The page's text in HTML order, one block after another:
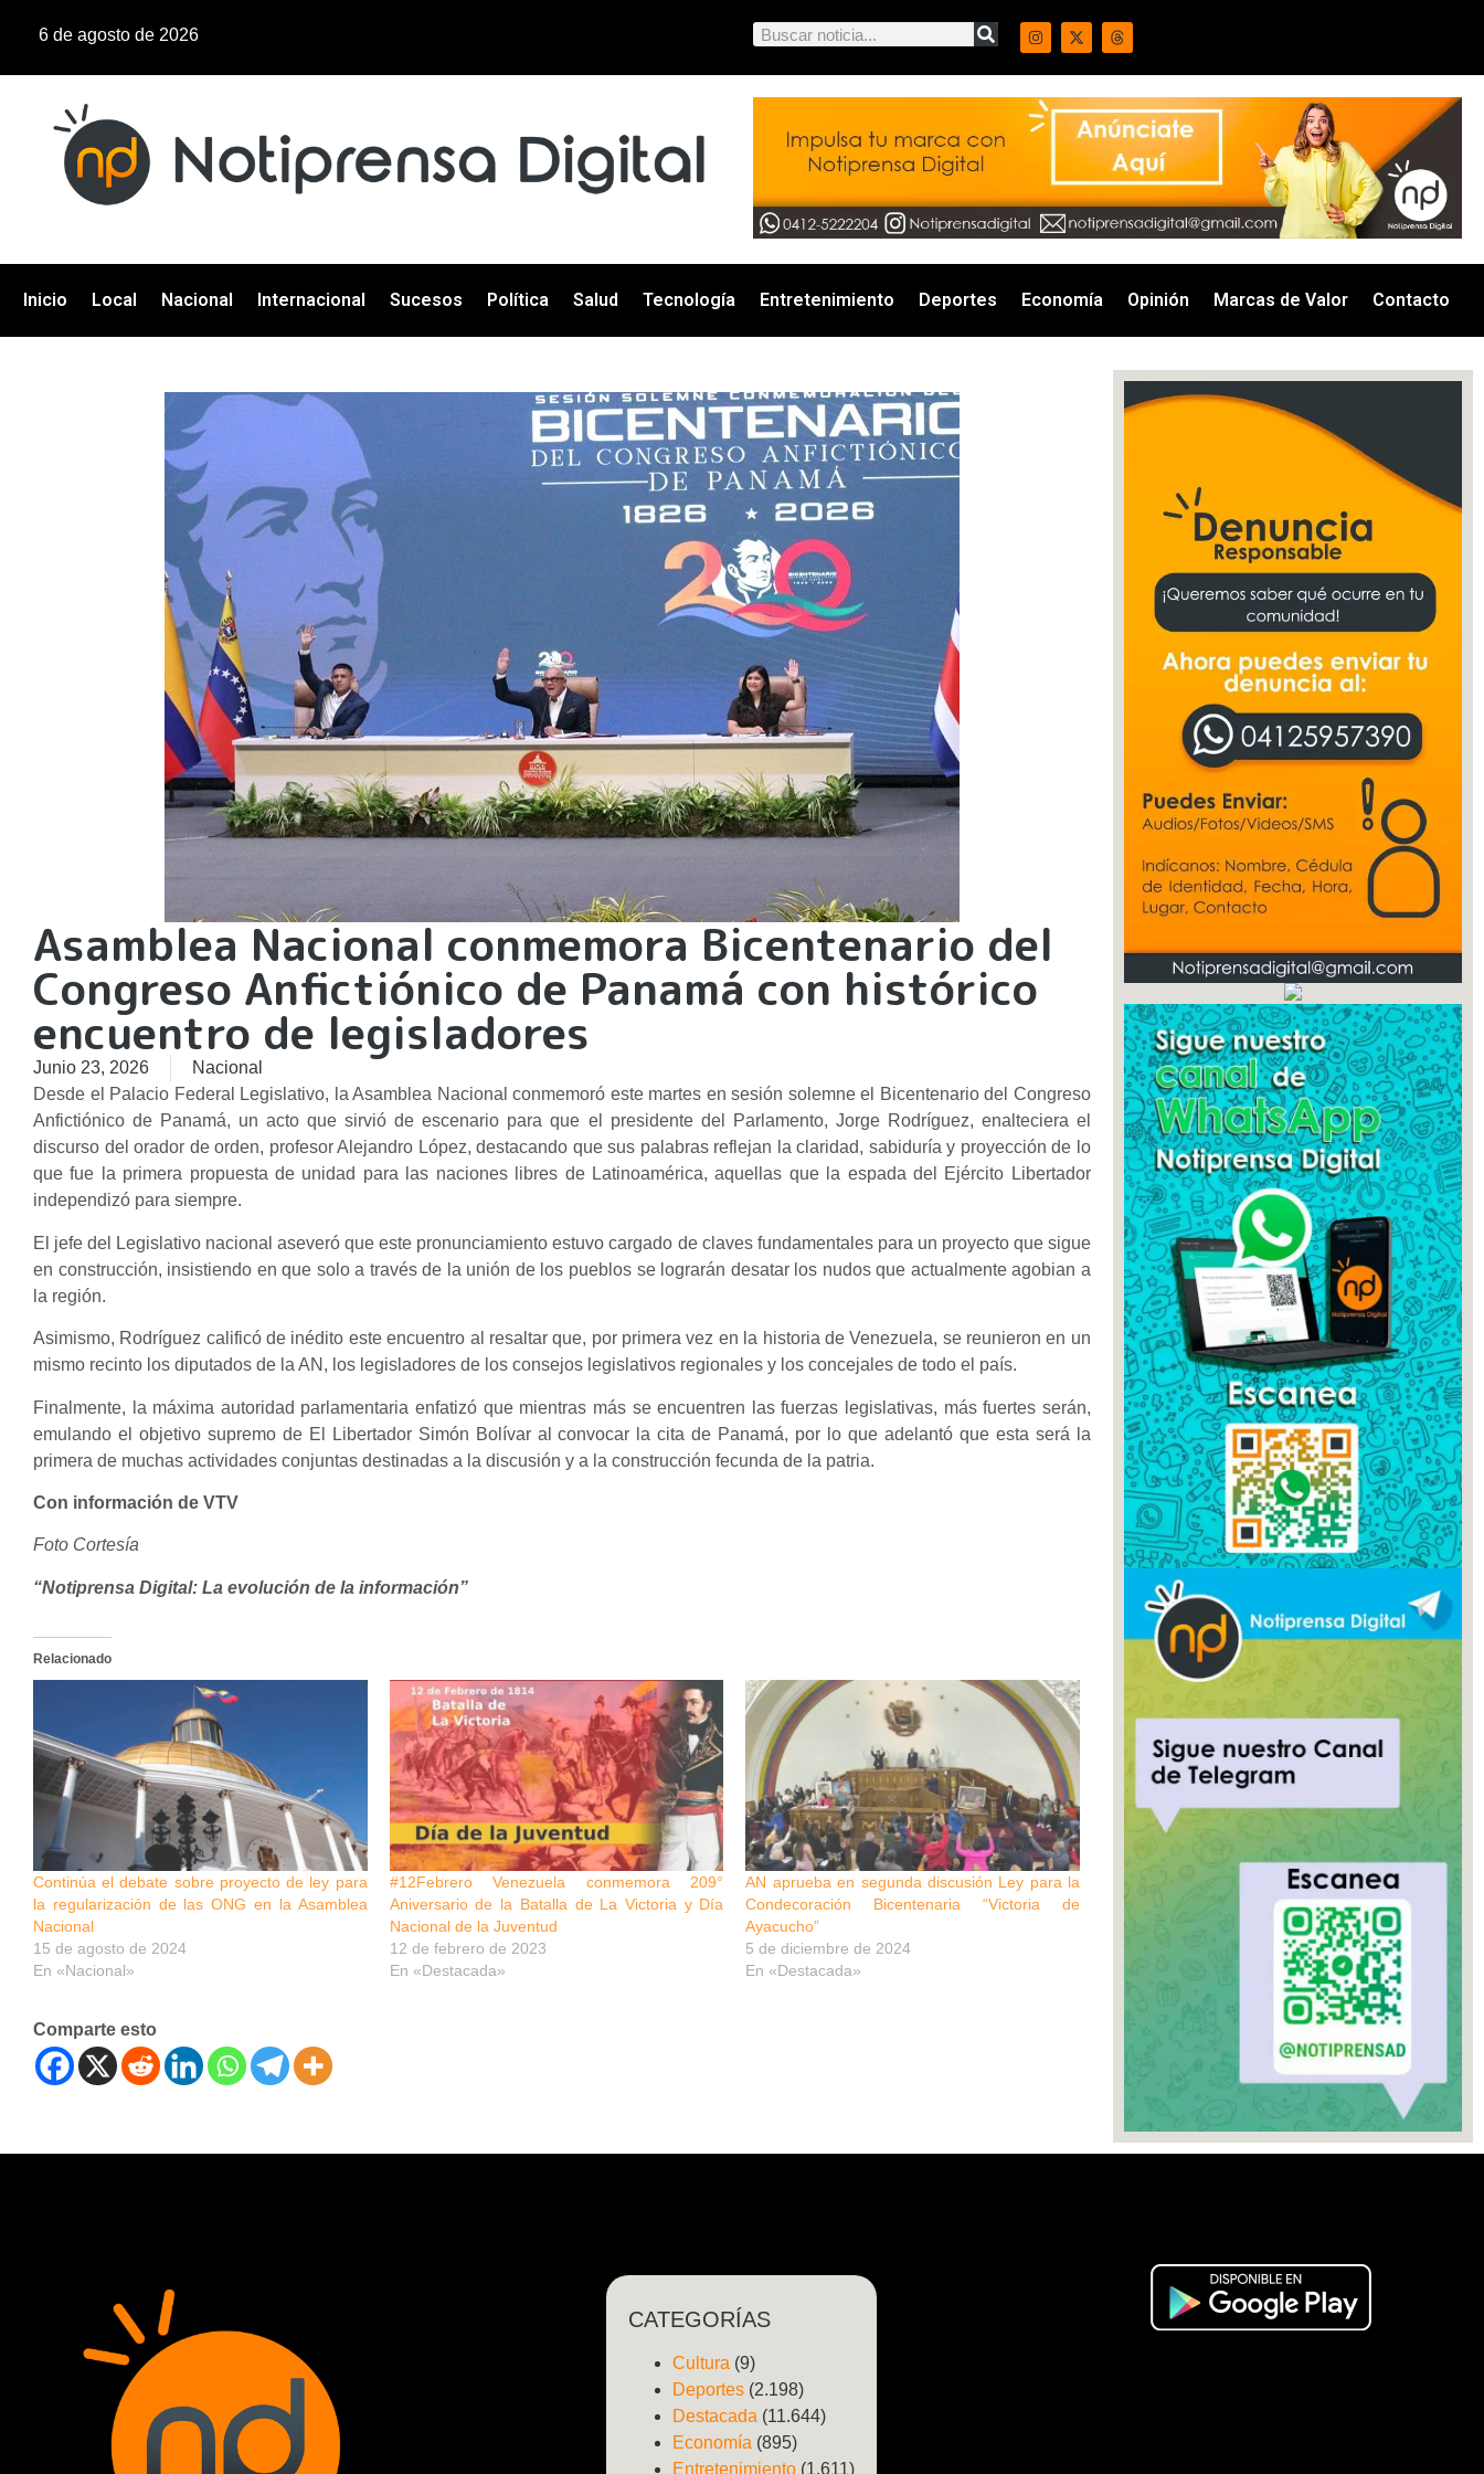
6 de agosto de 2026
Inicio Local Nacional Internacional Sucesos Política Salud Tecnología Entretenimiento Deportes Economía Opinión Marcas de Valor Contacto
Asamblea Nacional conmemora Bicentenario del
Congreso Anfictiónico de Panamá con histórico
encuentro de legisladores
Junio 23, 2026
Nacional
Desde el Palacio Federal Legislativo, la Asamblea Nacional conmemoró este martes en sesión solemne el Bicentenario del Congreso
Anfictiónico de Panamá, un acto que sirvió de escenario para que el presidente del Parlamento, Jorge Rodríguez, enalteciera el
discurso del orador de orden, profesor Alejandro López, destacando que sus palabras reflejan la claridad, sabiduría y proyección de lo
que fue la primera propuesta de unidad para las naciones libres de Latinoamérica, aquellas que la espada del Ejército Libertador
independizó para siempre.
El jefe del Legislativo nacional aseveró que este pronunciamiento estuvo cargado de claves fundamentales para un proyecto que sigue
en construcción, insistiendo en que solo a través de la unión de los pueblos se lograrán desatar los nudos que actualmente agobian a
la región.
Asimismo, Rodríguez calificó de inédito este encuentro al resaltar que, por primera vez en la historia de Venezuela, se reunieron en un
mismo recinto los diputados de la AN, los legisladores de los consejos legislativos regionales y los concejales de todo el país.
Finalmente, la máxima autoridad parlamentaria enfatizó que mientras más se encuentren las fuerzas legislativas, más fuertes serán,
emulando el objetivo supremo de El Libertador Simón Bolívar al convocar la cita de Panamá, por lo que adelantó que esta será la
primera de muchas actividades conjuntas destinadas a la discusión y a la construcción fecunda de la patria.
Con información de VTV
Foto Cortesía
“Notiprensa Digital: La evolución de la información”
Relacionado
Continúa el debate sobre proyecto de ley para
la regularización de las ONG en la Asamblea
Nacional
15 de agosto de 2024
En «Nacional»
#12Febrero Venezuela conmemora 209°
Aniversario de la Batalla de La Victoria y Día
Nacional de la Juventud
12 de febrero de 2023
En «Destacada»
AN aprueba en segunda discusión Ley para la
Condecoración Bicentenaria “Victoria de
Ayacucho”
5 de diciembre de 2024
En «Destacada»
Comparte esto
CATEGORÍAS
Cultura (9)
Deportes (2.198)
Destacada (11.644)
Economía (895)
Entretenimiento (1.611)